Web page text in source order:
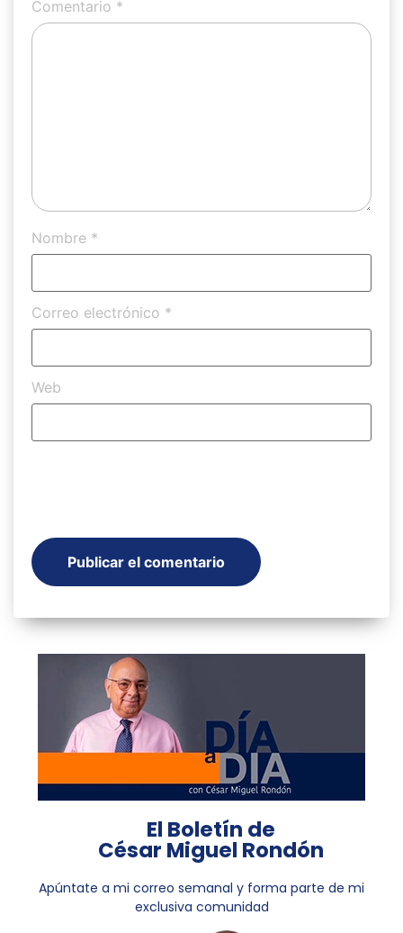
Comentario *
Nombre *
Correo electrónico *
Web
El Boletín de
César Miguel Rondón
Apúntate a mi correo semanal y forma parte de mi
exclusiva comunidad